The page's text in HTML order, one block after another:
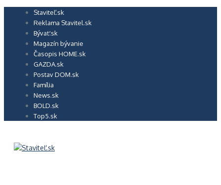
Preskočiť
Staviteľ.sk
Reklama Stavitel.sk
Bývať.sk
Magazín bývanie
Časopis HOME.sk
GAZDA.sk
Postav DOM.sk
Família
News.sk
BOLD.sk
Top5.sk